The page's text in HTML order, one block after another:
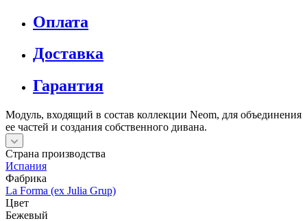
Гарантия
Модуль, входящий в состав коллекции Neom, для объединения
ее частей и создания собственного дивана.
Страна производства
Испания
Фабрика
La Forma (ex Julia Grup)